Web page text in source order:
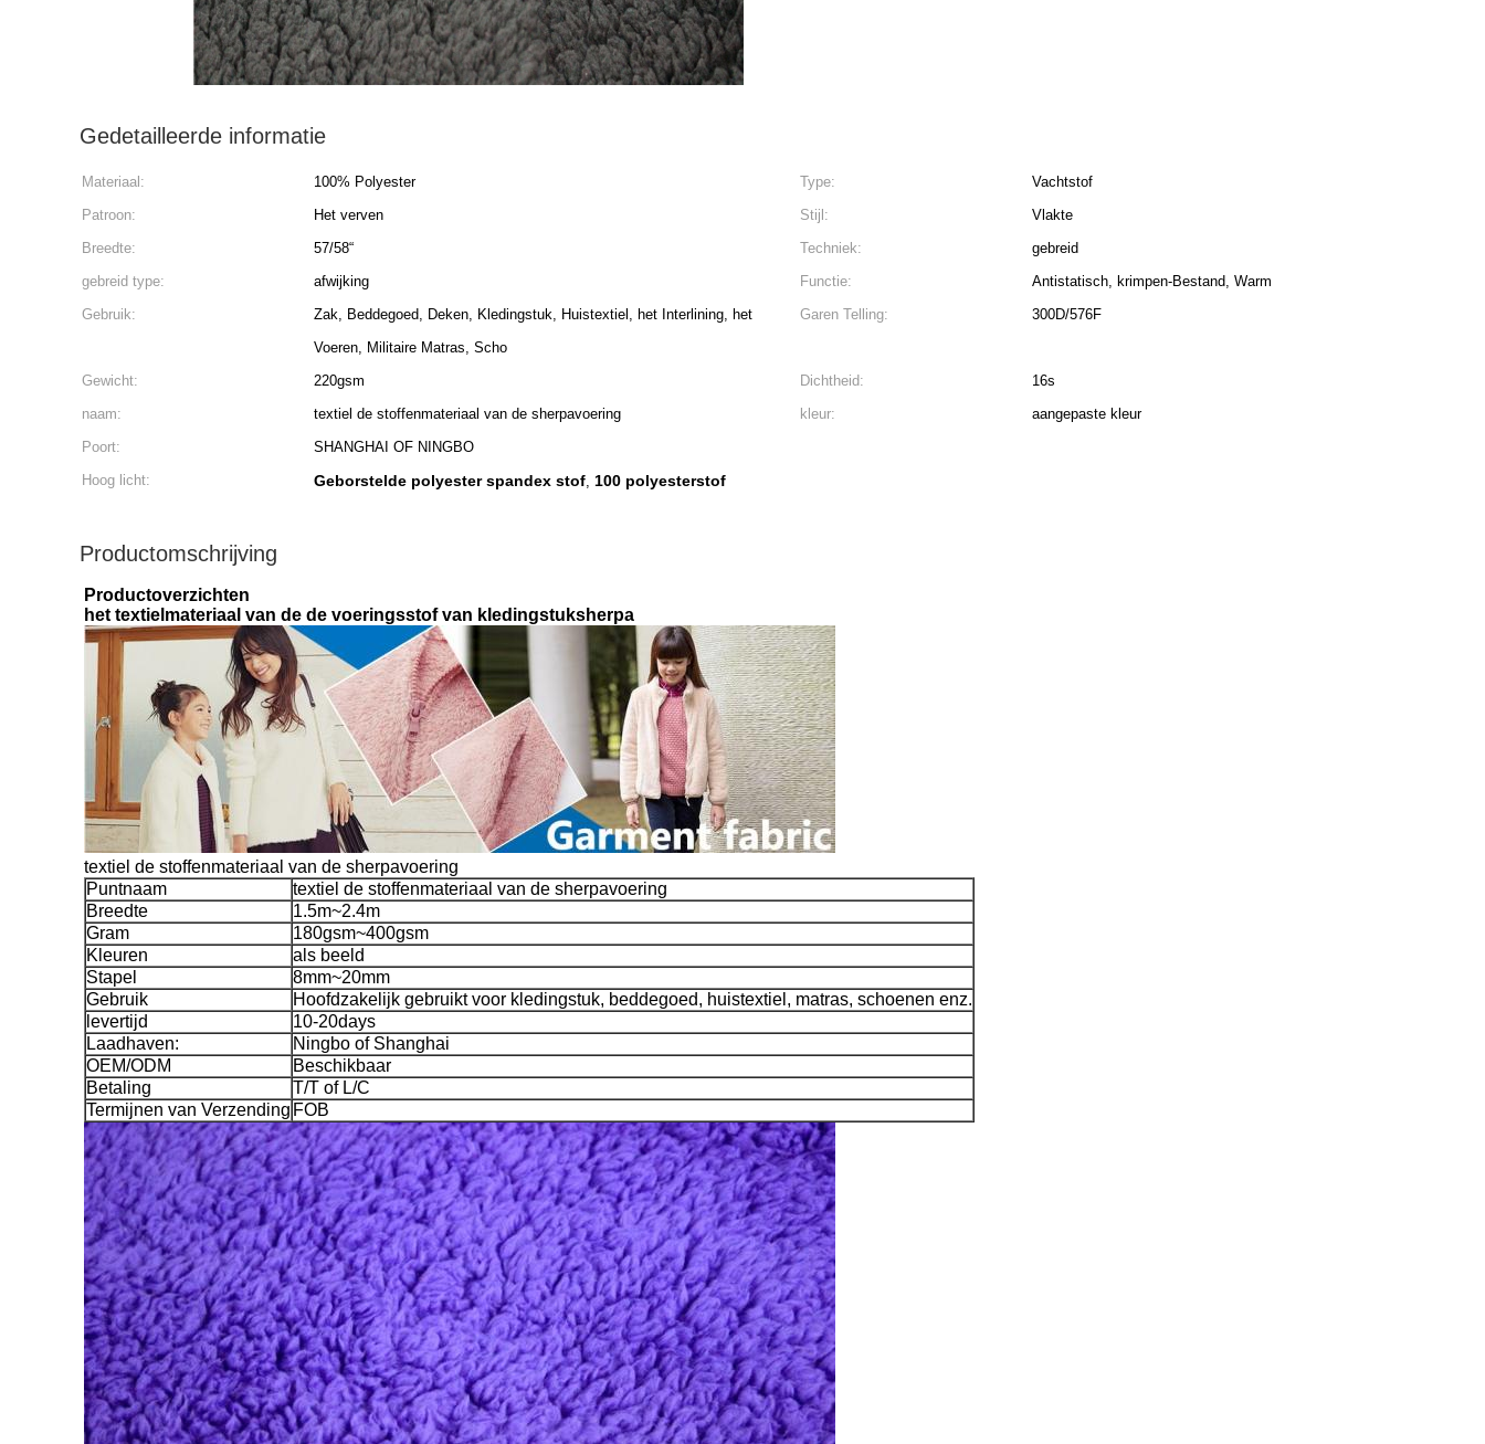
Gedetailleerde informatie
Materiaal: 100% Polyester Type:
Vachtstof
Patroon:
Het verven Stijl:
Vlakte
Breedte:
57/58“ Techniek:
gebreid
gebreid type:
afwijking Functie:
Antistatisch, krimpen-Bestand, Warm
Gebruik:
Zak, Beddegoed, Deken, Kledingstuk, Huistextiel, het Interlining, het
Voeren, Militaire Matras, Scho
Garen Telling: 300D/576F
Gewicht: 220gsm Dichtheid:
16s
naam:
textiel de stoffenmateriaal van de sherpavoering kleur:
aangepaste kleur
Poort:
SHANGHAI OF NINGBO
Hoog licht:
Geborstelde polyester spandex stof, 100 polyesterstof
Productomschrijving
Productoverzichten
het textielmateriaal van de de voeringsstof van kledingstuksherpa
textiel de stoffenmateriaal van de sherpavoering
Puntnaam
textiel de stoffenmateriaal van de sherpavoering
Breedte
1.5m~2.4m
Gram
180gsm~400gsm
Kleuren
als beeld
Stapel
8mm~20mm
Gebruik
Hoofdzakelijk gebruikt voor kledingstuk, beddegoed, huistextiel, matras, schoenen enz.
levertijd
10-20days
Laadhaven:
Ningbo of Shanghai
OEM/ODM
Beschikbaar
Betaling
T/T of L/C
Termijnen van Verzending FOB